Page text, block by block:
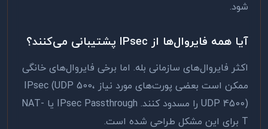
شود.
آیا همه فایروال‌ها از IPsec پشتیبانی می‌کنند؟
اکثر فایروال‌های سازمانی بله. اما برخی فایروال‌های خانگی
ممکن است بعضی پورت‌های مورد نیاز IPsec (UDP 500،
UDP 4500) را مسدود کنند. IPsec Passthrough یا NAT-
T برای این مشکل طراحی شده است.